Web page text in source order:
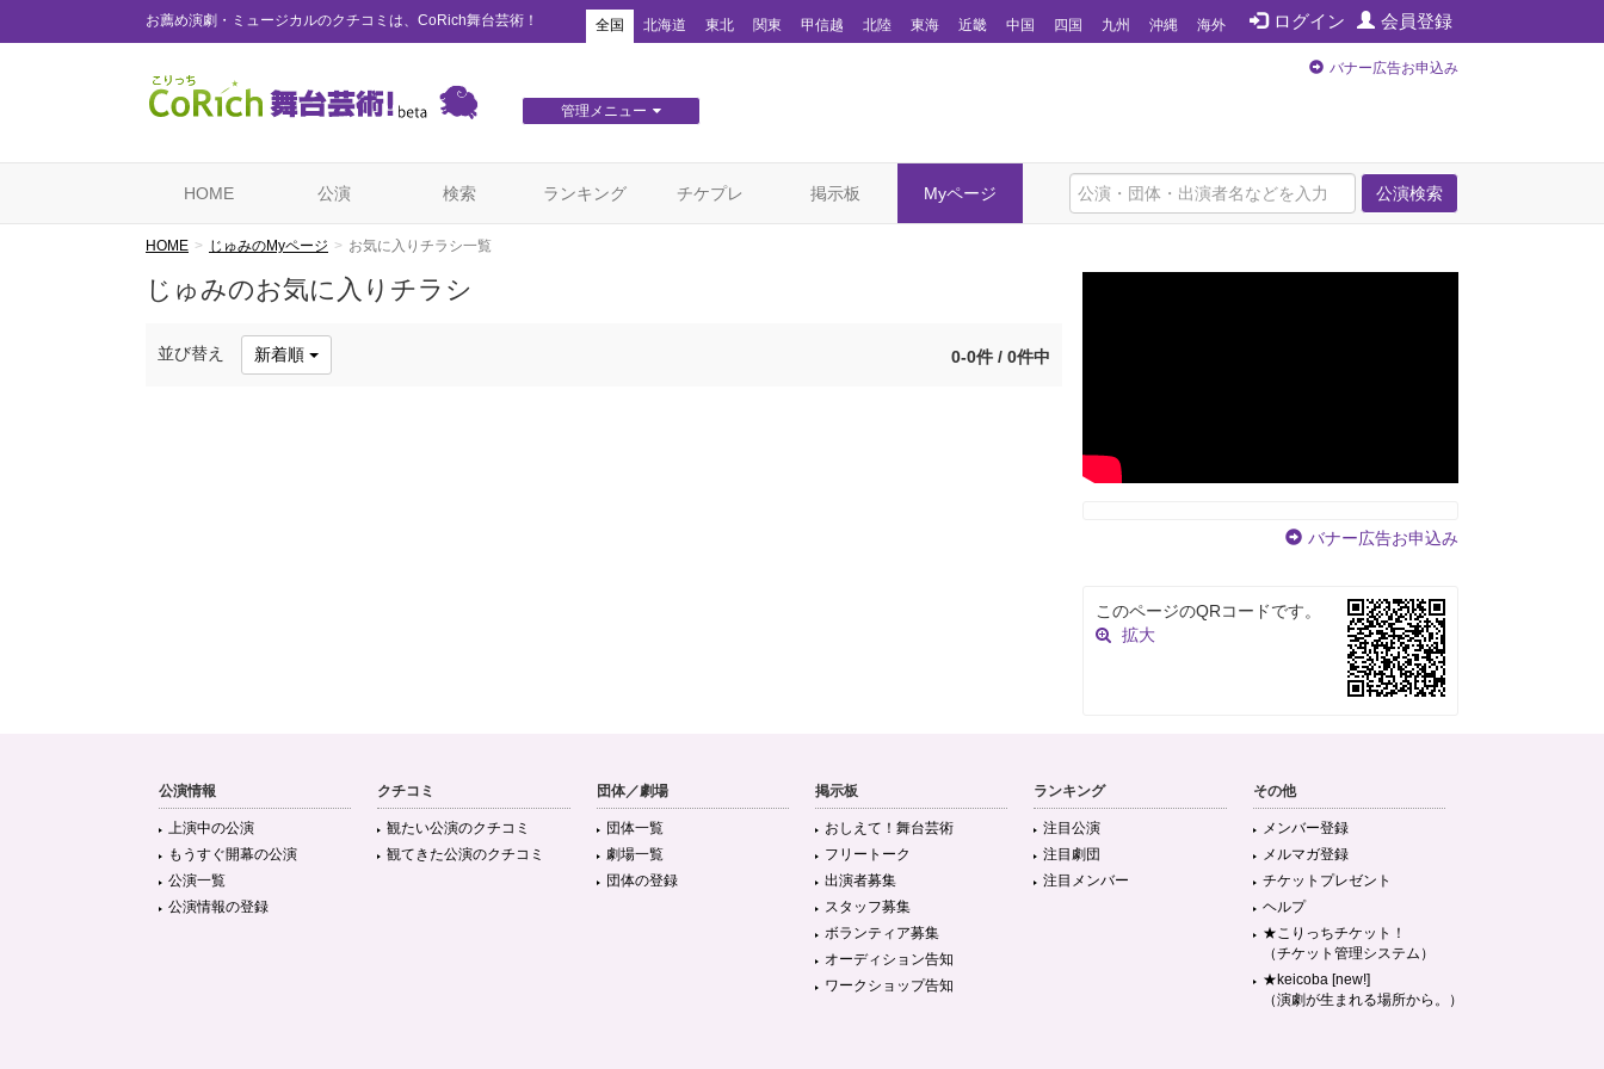
お薦め演劇・ミュージカルのクチコミは、CoRich舞台芸術！ ログイン 会員登録
全国 北海道 東北 関東 甲信越 北陸 東海 近畿 中国 四国 九州 沖縄 海外
管理メニュー
バナー広告お申込み
公演検索
HOME 公演 検索 ランキング チケプレ 掲示板 Myページ
HOME じゅみのMyページ お気に入りチラシ一覧
じゅみのお気に入りチラシ
並び替え 新着順 0-0件 / 0件中
バナー広告お申込み
このページのQRコードです。
拡大
公演情報
上演中の公演
もうすぐ開幕の公演
公演一覧
公演情報の登録
クチコミ
観たい公演のクチコミ
観てきた公演のクチコミ
団体／劇場
団体一覧
劇場一覧
団体の登録
掲示板
おしえて！舞台芸術
フリートーク
出演者募集
スタッフ募集
ボランティア募集
オーディション告知
ワークショップ告知
ランキング
注目公演
注目劇団
注目メンバー
その他
メンバー登録
メルマガ登録
チケットプレゼント
ヘルプ
★こりっちチケット！
（チケット管理システム）
★keicoba [new!]
（演劇が生まれる場所から。）